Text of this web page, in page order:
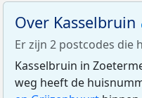
Over Kasselbruin
Er zijn 2 postcodes die
Kasselbruin in
weg heeft de